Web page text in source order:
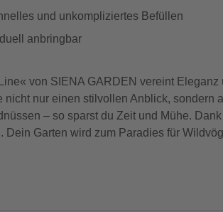
und unkompliziertes Befüllen
anbringbar
von SIENA GARDEN vereint
nicht nur einen stilvollen Anblick,
– so sparst du Zeit und Mühe.
Dein Garten wird zum Paradies für